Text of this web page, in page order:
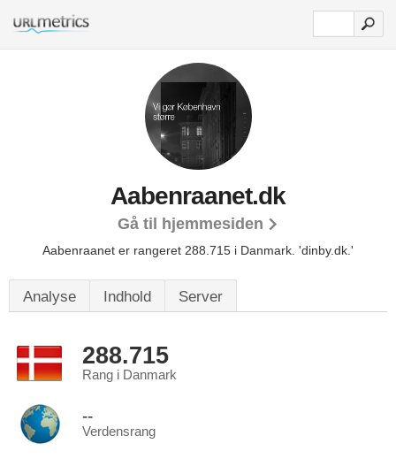
Aabenraanet.dk
Gå til hjemmesiden
Aabenraanet er rangeret 288.715 i Danmark. 'dinby.dk.'
Analyse Indhold Server
288.715
Rang i Danmark
--
Verdensrang